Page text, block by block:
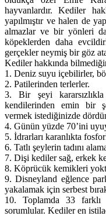
hayvanlardır. Kediler
yapılmıştır ve halen de
almazlar ve bir yönleri
köpeklerden daha
gerçekler neymiş bir göz
Kediler hakkında
1. Deniz suyu içebilirler,
2. Patilerinden terlerler.
3. Bir şeyi
kendilerinden emin bir
vermek istediğinizde
4. Günün yüzde 70’ini
5. İdrarları karanlıkta
6. Tatlı şeylerin tadını
7. Dişi kediler sağ, erkek
8. Köprücük kemikleri
9. Disneyland eğlence
yakalamak için serbest
10. Toplamda 33 farklı
sorumlular. Kediler en